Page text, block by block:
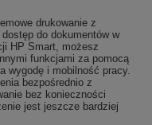
drukowanie z
do dokumentów w
HP Smart, możesz
funkcjami za pomocą
wygodę i mobilność pracy.
bezpośrednio z
bez konieczności
jest jeszcze bardziej